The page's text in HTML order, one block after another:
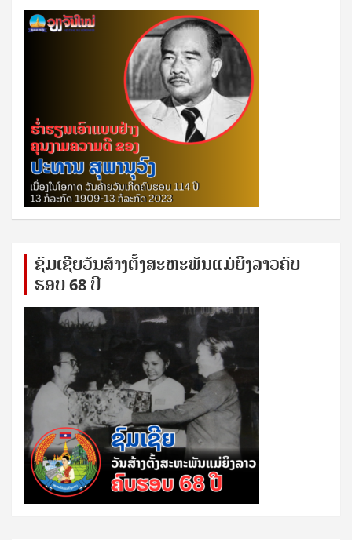
ຊົ​ມ​ເຊີຍ​ວັນ​ສ້າງ​ຕັ້ງ​ສະ​ຫະ​ພັນ​ແມ່​ຍິງ​​ລາວຄົບ​
ຮອບ 68 ປິ